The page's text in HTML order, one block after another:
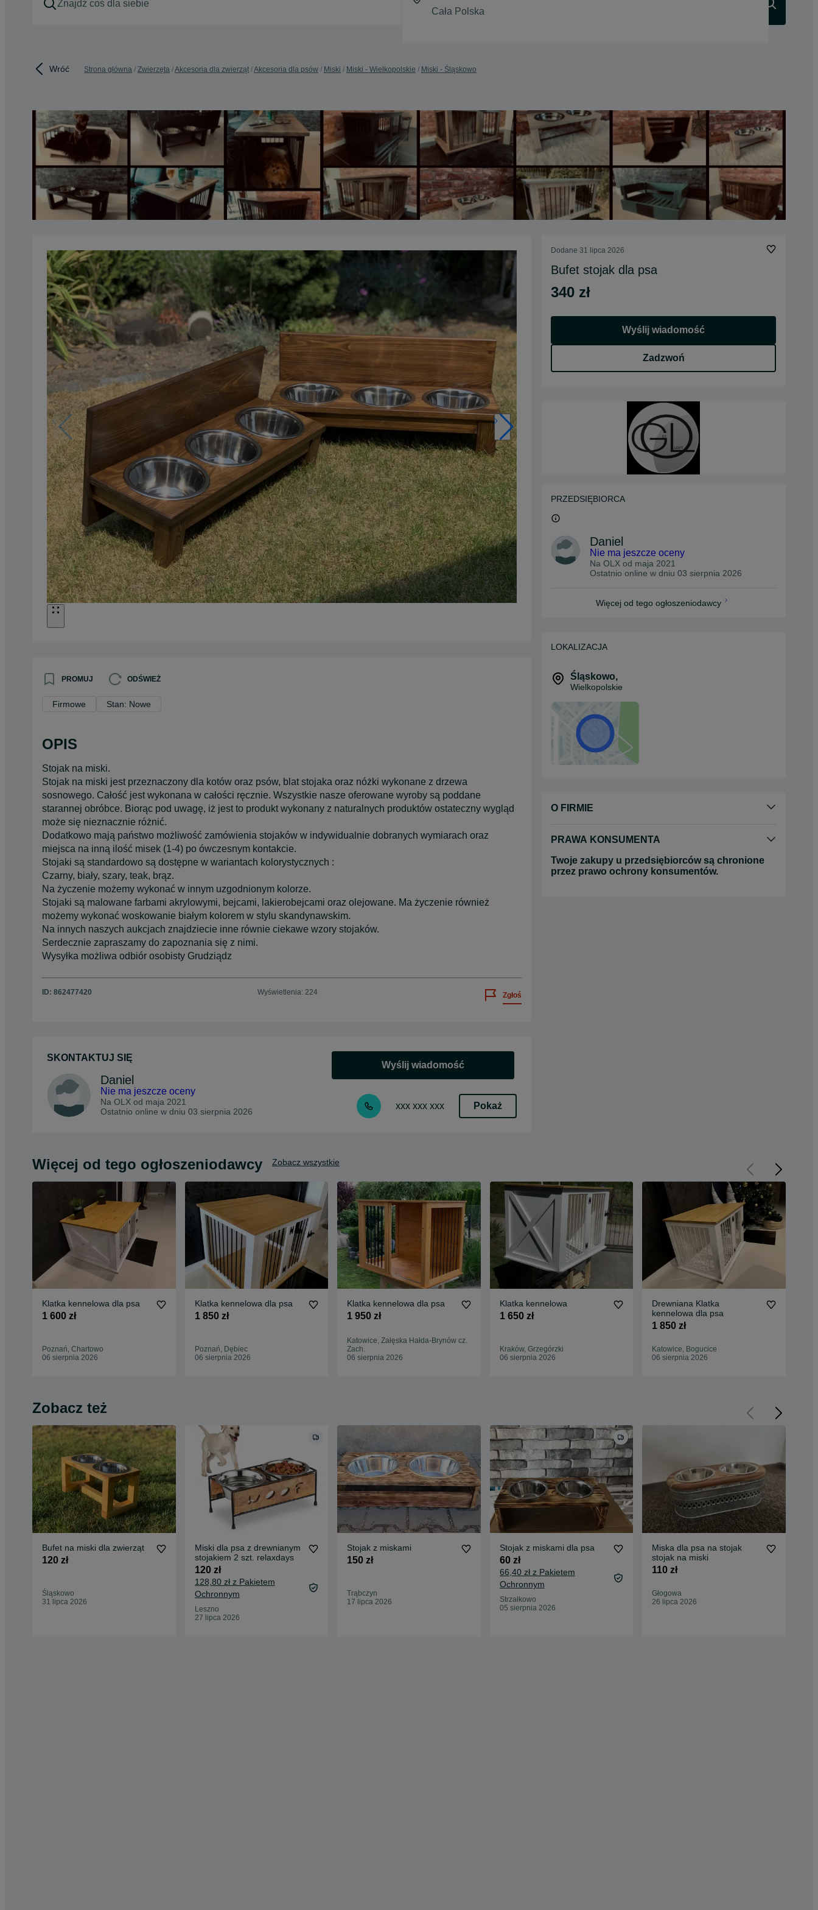
Wróć Strona główna Zwierzęta Akcesoria dla zwierząt Akcesoria dla psów Miski Miski - Wielkopolskie Miski - Śląskowo
PROMUJ ODŚWIEŻ
Firmowe Stan: Nowe
OPIS
Stojak na miski.
Stojak na miski jest przeznaczony dla kotów oraz psów, blat stojaka oraz nóżki wykonane z drzewa
sosnowego. Całość jest wykonana w całości ręcznie. Wszystkie nasze oferowane wyroby są poddane
starannej obróbce. Biorąc pod uwagę, iż jest to produkt wykonany z naturalnych produktów ostateczny wygląd
może się nieznacznie różnić.
Dodatkowo mają państwo możliwość zamówienia stojaków w indywidualnie dobranych wymiarach oraz
miejsca na inną ilość misek (1-4) po ówczesnym kontakcie.
Stojaki są standardowo są dostępne w wariantach kolorystycznych :
Czarny, biały, szary, teak, brąz.
Na życzenie możemy wykonać w innym uzgodnionym kolorze.
Stojaki są malowane farbami akrylowymi, bejcami, lakierobejcami oraz olejowane. Ma życzenie również
możemy wykonać woskowanie białym kolorem w stylu skandynawskim.
Na innych naszych aukcjach znajdziecie inne równie ciekawe wzory stojaków.
Serdecznie zapraszamy do zapoznania się z nimi.
Wysyłka możliwa odbiór osobisty Grudziądz
ID: 862477420 Wyświetlenia: 224 Zgłoś
SKONTAKTUJ SIĘ
Daniel
Nie ma jeszcze oceny
Na OLX od maja 2021
Ostatnio online w dniu 03 sierpnia 2026
Wyślij wiadomość
xxx xxx xxx Pokaż
Dodane 31 lipca 2026
Bufet stojak dla psa
340 zł
Wyślij wiadomość
Zadzwoń
PRZEDSIĘBIORCA
Daniel
Nie ma jeszcze oceny
Na OLX od maja 2021
Ostatnio online w dniu 03 sierpnia 2026
Więcej od tego ogłoszeniodawcy
LOKALIZACJA
Śląskowo,
Wielkopolskie
O FIRMIE
PRAWA KONSUMENTA
Twoje zakupy u przedsiębiorców są chronione
przez prawo ochrony konsumentów.
Więcej od tego ogłoszeniodawcy Zobacz wszystkie
Klatka kennelowa dla psa
1 600 zł
Poznań, Chartowo
06 sierpnia 2026
Klatka kennelowa dla psa
1 850 zł
Poznań, Dębiec
06 sierpnia 2026
Klatka kennelowa dla psa
1 950 zł
Katowice, Załęska Hałda-Brynów cz.
Zach.
06 sierpnia 2026
Klatka kennelowa
1 650 zł
Kraków, Grzegórzki
06 sierpnia 2026
Drewniana Klatka
kennelowa dla psa
1 850 zł
Katowice, Bogucice
06 sierpnia 2026
Zobacz też
Bufet na miski dla zwierząt
120 zł
Śląskowo
31 lipca 2026
Miski dla psa z drewnianym
stojakiem 2 szt. relaxdays
120 zł
128,80 zł z Pakietem
Ochronnym
Leszno
27 lipca 2026
Stojak z miskami
150 zł
Trąbczyn
17 lipca 2026
Stojak z miskami dla psa
60 zł
66,40 zł z Pakietem
Ochronnym
Strzałkowo
05 sierpnia 2026
Miska dla psa na stojak
stojak na miski
110 zł
Głogowa
26 lipca 2026